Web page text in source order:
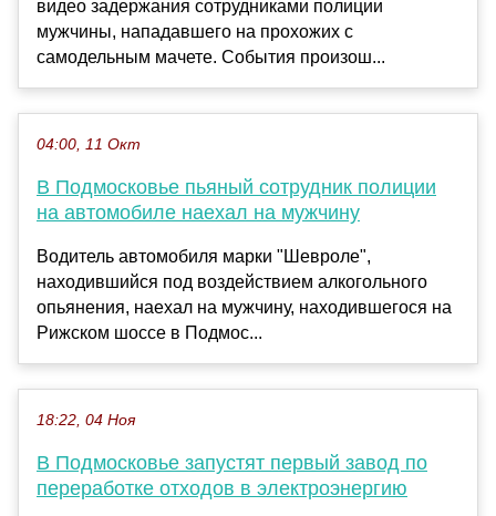
видео задержания сотрудниками полиции
мужчины, нападавшего на прохожих с
самодельным мачете. События произош...
04:00, 11 Окт
В Подмосковье пьяный сотрудник полиции
на автомобиле наехал на мужчину
Водитель автомобиля марки "Шевроле",
находившийся под воздействием алкогольного
опьянения, наехал на мужчину, находившегося на
Рижском шоссе в Подмос...
18:22, 04 Ноя
В Подмосковье запустят первый завод по
переработке отходов в электроэнергию